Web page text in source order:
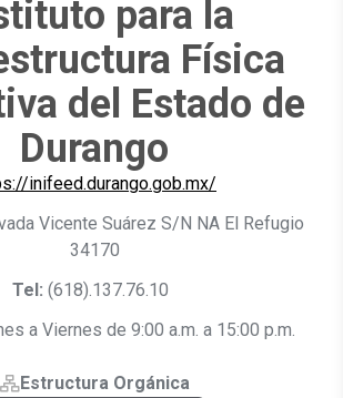
para la
Física
del Estado de
Durango
inifeed.durango.gob.mx/
Vicente Suárez S/N NA El Refugio
34170
Tel: (618).137.76.10
a Viernes de 9:00 a.m. a 15:00 p.m.
Estructura Orgánica